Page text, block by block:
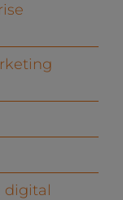
digital